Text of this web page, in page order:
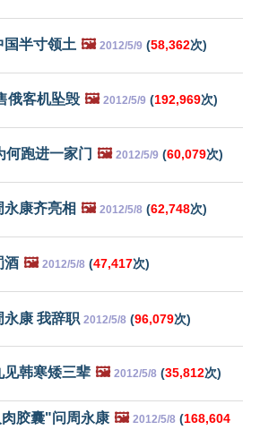
半寸领土 🖼️ 2012/5/9 (58,362次)
俄客机坠毁 🖼️ 2012/5/9 (192,969次)
何跑进一家门 🖼️ 2012/5/9 (60,079次)
康齐亮相 🖼️ 2012/5/8 (62,748次)
酒 🖼️ 2012/5/8 (47,417次)
永康 我辞职 2012/5/8 (96,079次)
见韩寒矮三辈 🖼️ 2012/5/8 (35,812次)
胶囊"问周永康 🖼️ 2012/5/8 (168,604